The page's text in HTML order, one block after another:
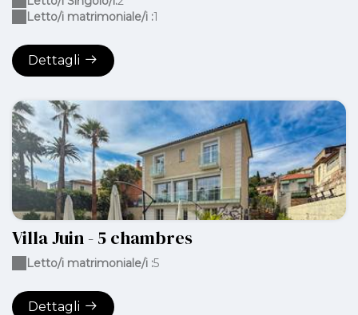
Dettagli
Letto/i matrimoniale/i :1
Villa Juin - 5 chambres
Dettagli
Letto/i matrimoniale/i :5